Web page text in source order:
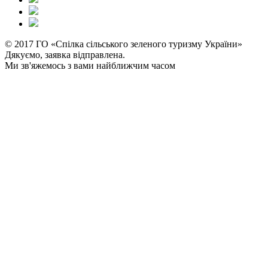
© 2017 ГО «Спілка сільського зеленого туризму України»
Дякуємо, заявка відправлена.
Ми зв'яжемось з вами найближчим часом